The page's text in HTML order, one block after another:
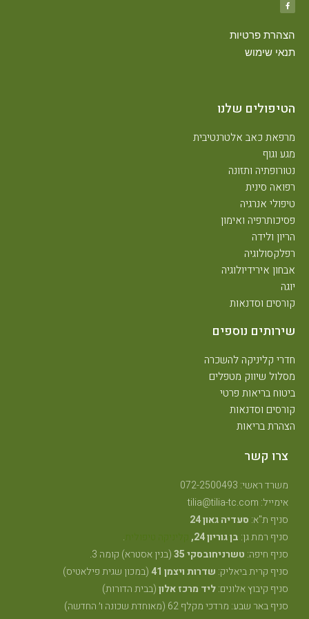
הצהרת פרטיות
תנאי שימוש
הטיפולים שלנו
מרפאת כאב אלטרנטיבית
מגע וגוף
נטורופתיה ותזונה
רפואה סינית
טיפולי אנרגיה
פסיכותרפיה ואימון
הריון ולידה
רפלקסולוגיה
אבחון אירידיולוגיה
יוגה
קורסים וסדנאות
שירותים נוספים
חדרי קליניקה להשכרה
מסלול שיווק מטפלים
ביטוח בריאות פרטי
קורסים וסדנאות
הצהרת בריאות
צרו קשר
משרד ראשי: 072-2500493
אימייל: tilia@tilia-tc.com
סניף ת"א:סעדיה גאון 24
סניף רמת גן:בן גוריון 24, קליניקה טיפולית
סניף חיפה:טשרניחובסקי 35
(בנין אסטרא) קומה 3.
סניף קרית ביאליק:שדרות ויצמן 41
(במכון שגית פילאטיס)
סניף קיבוץ אלונים:ליד מרכז אלון(בבית הדורות)
סניף באר שבע: מרדכי מקלף 62 (מאוחדת שכונה ו׳ החדשה)